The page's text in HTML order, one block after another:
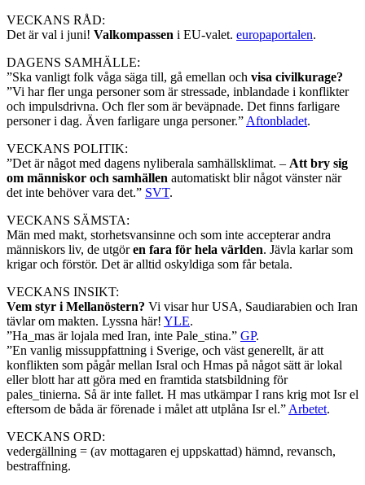
VECKANS RÅD:
Det är val i juni! Valkompassen i EU-valet. europaportalen.
DAGENS SAMHÄLLE:
”Ska vanligt folk våga säga till, gå emellan och visa civilkurage?
”Vi har fler unga personer som är stressade, inblandade i konflikter
och impulsdrivna. Och fler som är beväpnade. Det finns farligare
personer i dag. Även farligare unga personer.” Aftonbladet.
VECKANS POLITIK:
”Det är något med dagens nyliberala samhällsklimat. – Att bry sig
om människor och samhällen automatiskt blir något vänster när
det inte behöver vara det.” SVT.
VECKANS SÄMSTA:
Män med makt, storhetsvansinne och som inte accepterar andra
människors liv, de utgören fara för hela världen. Jävla karlar som
krigar och förstör. Det är alltid oskyldiga som får betala.
VECKANS INSIKT:
Vem styr i Mellanöstern? Vi visar hur USA, Saudiarabien och Iran
tävlar om makten. Lyssna här! YLE.
”Ha_mas är lojala med Iran, inte Pale_stina.” GP.
”En vanlig missuppfattning i Sverige, och väst generellt, är att
konflikten som pågår mellan Isral och Hmas på något sätt är lokal
eller blott har att göra med en framtida statsbildning för
pales_tinierna. Så är inte fallet. H mas utkämpar I rans krig mot Isr el
eftersom de båda är förenade i målet att utplåna Isr el.” Arbetet.
VECKANS ORD:
vedergällning = (av mottagaren ej uppskattad) hämnd, revansch,
bestraffning.